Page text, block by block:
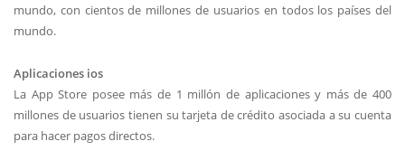
mundo, con cientos de millones de usuarios en todos los países del
mundo.
Aplicaciones ios
La App Store posee más de 1 millón de aplicaciones y más de 400
millones de usuarios tienen su tarjeta de crédito asociada a su cuenta
para hacer pagos directos.